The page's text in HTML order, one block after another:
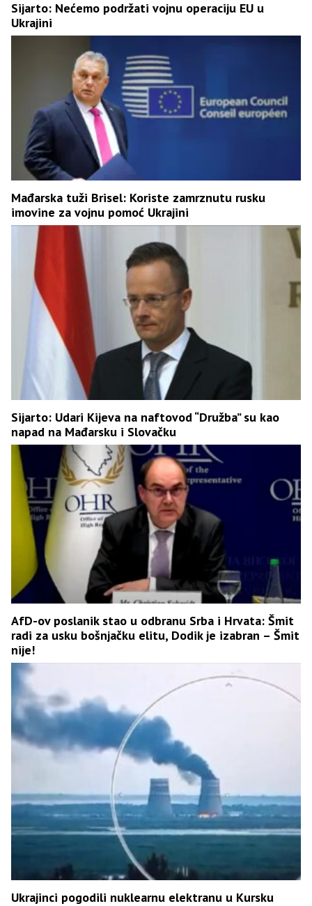
Sijarto: Nećemo podržati vojnu operaciju EU u
Ukrajini
Mađarska tuži Brisel: Koriste zamrznutu rusku
imovine za vojnu pomoć Ukrajini
Sijarto: Udari Kijeva na naftovod “Družba” su kao
napad na Mađarsku i Slovačku
AfD-ov poslanik stao u odbranu Srba i Hrvata: Šmit
radi za usku bošnjačku elitu, Dodik je izabran – Šmit
nije!
Ukrajinci pogodili nuklearnu elektranu u Kursku